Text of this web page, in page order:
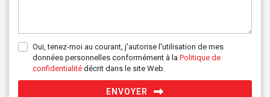
Oui, tenez-moi au courant, j'autorise l'utilisation de mes
données personnelles conformément à la Politique de
confidentialité décrit dans le site Web.
ENVOYER